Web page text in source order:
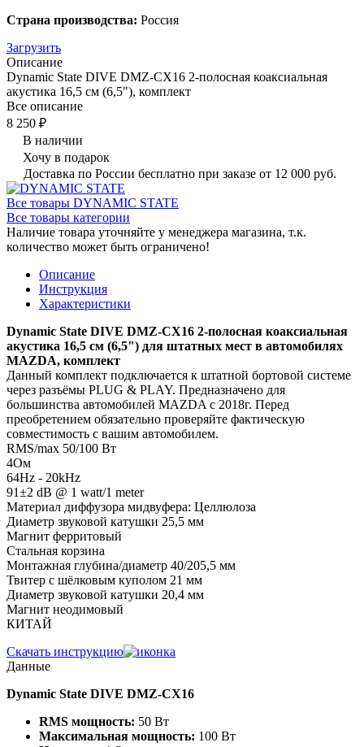
Страна производства: Россия
Загрузить
Описание
Dynamic State DIVE DMZ-CX16 2-полосная коаксиальная
акустика 16,5 см (6,5"), комплект
Все описание
8 250 ₽
В наличии
Хочу в подарок
Доставка по России бесплатно при заказе от 12 000 руб.
Все товары DYNAMIC STATE
Все товары категории
Наличие товара уточняйте у менеджера магазина, т.к.
количество может быть ограничено!
Описание
Инструкция
Характеристики
Dynamic State DIVE DMZ-CX16 2-полосная коаксиальная
акустика 16,5 см (6,5") для штатных мест в автомобилях
MAZDA, комплект
Данный комплект подключается к штатной бортовой системе
через разъёмы PLUG & PLAY. Предназначено для
большинства автомобилей MAZDA с 2018г. Перед
преобретением обязательно проверяйте фактическую
совместимость с вашим автомобилем.
RMS/max 50/100 Вт
4Ом
64Hz - 20kHz
91±2 dB @ 1 watt/1 meter
Материал диффузора мидвуфера: Целлюлоза
Диаметр звуковой катушки 25,5 мм
Магнит ферритовый
Стальная корзина
Монтажная глубина/диаметр 40/205,5 мм
Твитер с шёлковым куполом 21 мм
Диаметр звуковой катушки 20,4 мм
Магнит неодимовый
КИТАЙ
Скачать инструкцию
Данные
Dynamic State DIVE DMZ-CX16
RMS мощность: 50 Вт
Максимальная мощность: 100 Вт